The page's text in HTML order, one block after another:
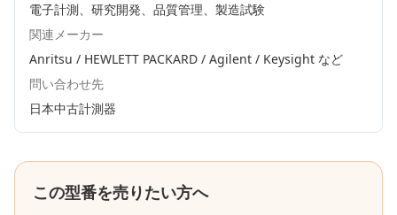
電子計測、研究開発、品質管理、製造試験
関連メーカー
Anritsu / HEWLETT PACKARD / Agilent / Keysight など
問い合わせ先
日本中古計測器
この型番を売りたい方へ